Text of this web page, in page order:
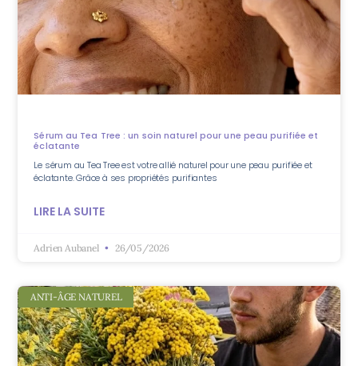
Sérum au Tea Tree : un soin naturel pour une peau purifiée et
éclatante
Le sérum au Tea Tree est votre allié naturel pour une peau purifiée et
éclatante. Grâce à ses propriétés purifiantes
LIRE LA SUITE
Adrien Aubanel 26/05/2026
ANTI-ÂGE NATUREL